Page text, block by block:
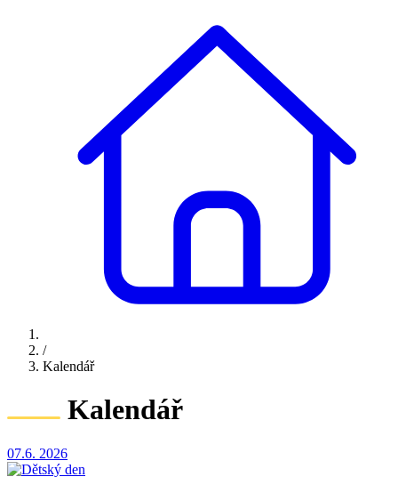
/
Kalendář
Kalendář
07.6. 2026